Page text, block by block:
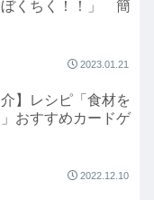
ぼくちく！！」 簡
2023.01.21
介】レシピ「食材を
おすすめカードゲ
2022.12.10